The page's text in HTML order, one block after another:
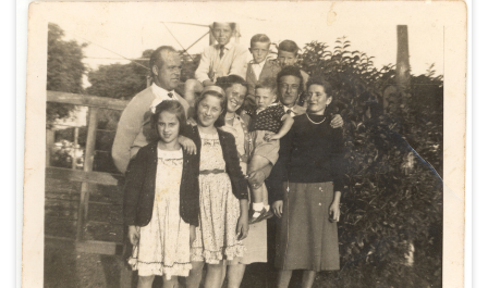
torna alla normalità come documenta
questa sua prima fotografia. Cominciano
i ricordi belli ed i legami profondi che si
porterà in Argentina, come il suo Dain
che vediamo qui sullo sfondo.
La stampa misura 8x5,5 cm ed ha un
bordo bianco.